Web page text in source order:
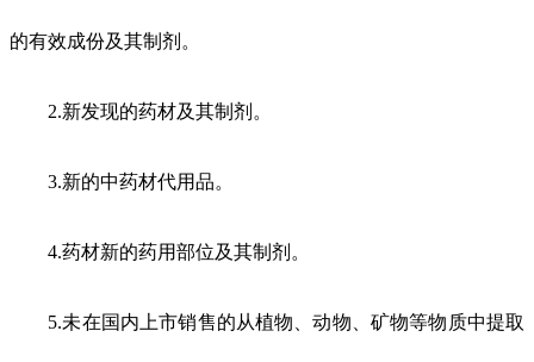
的有效成份及其制剂。
2.新发现的药材及其制剂。
3.新的中药材代用品。
4.药材新的药用部位及其制剂。
5.未在国内上市销售的从植物、动物、矿物等物质中提取